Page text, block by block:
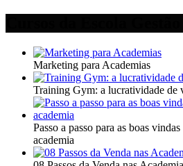
Marketing para Academias
Training Gym: a lucratividade de
Passo a passo para as boas
academia